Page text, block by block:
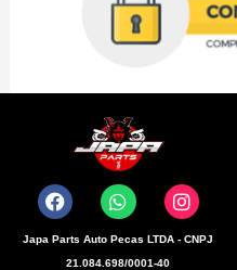
4b1606h-
quantidade
a
c
e
b
W
h
a
t
s
a
n
s
t
a
Japa Parts Auto Pecas LTDA - CNPJ
21.084.698/0001-40